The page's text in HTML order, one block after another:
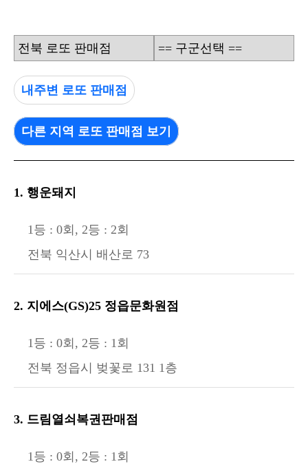
전북 로또 판매점 == 구군선택 ==
내주변 로또 판매점
다른 지역 로또 판매점 보기
1. 행운돼지
1등 : 0회, 2등 : 2회
전북 익산시 배산로 73
2. 지에스(GS)25 정읍문화원점
1등 : 0회, 2등 : 1회
전북 정읍시 벚꽃로 131 1층
3. 드림열쇠복권판매점
1등 : 0회, 2등 : 1회